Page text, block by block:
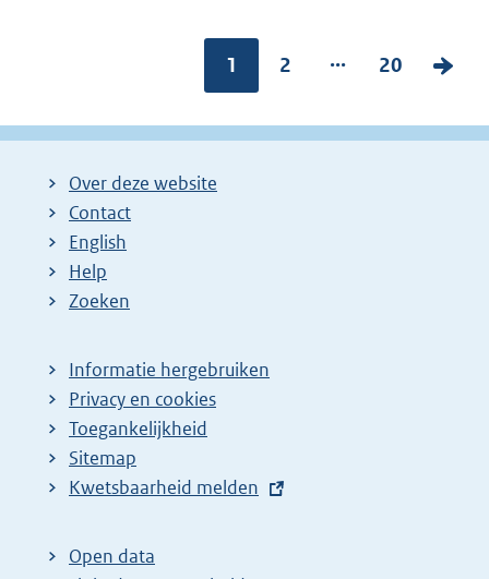
Pagina:
1
P
g
2 ...
P
g
20
V
l
Over deze website
Contact
English
Help
Zoeken
Informatie hergebruiken
Privacy en cookies
Toegankelijkheid
Sitemap
E
t
Kwetsbaarheid melden
Open data